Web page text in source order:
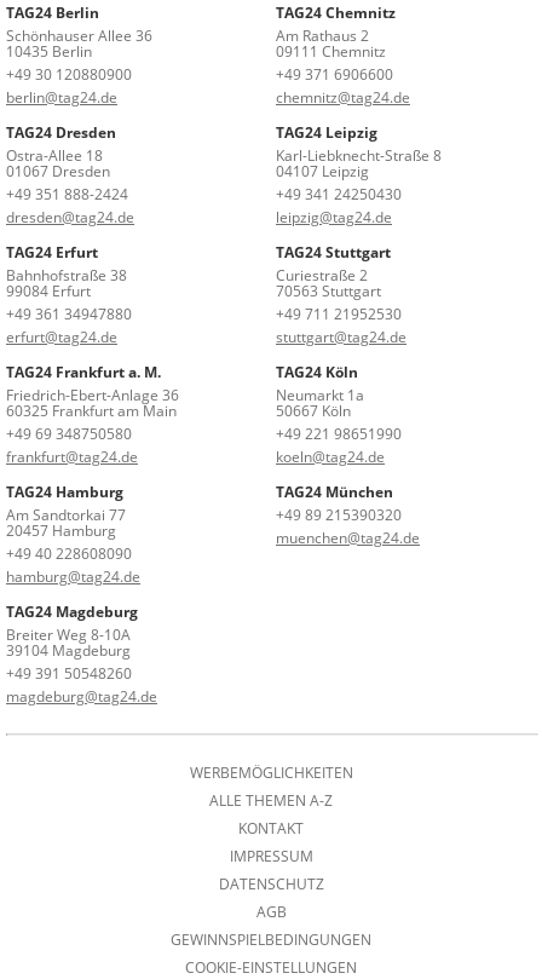
TAG24 Berlin
Schönhauser Allee 36
10435 Berlin
+49 30 120880900
berlin@tag24.de
TAG24 Chemnitz
Am Rathaus 2
09111 Chemnitz
+49 371 6906600
chemnitz@tag24.de
TAG24 Dresden
Ostra-Allee 18
01067 Dresden
+49 351 888-2424
dresden@tag24.de
TAG24 Leipzig
Karl-Liebknecht-Straße 8
04107 Leipzig
+49 341 24250430
leipzig@tag24.de
TAG24 Erfurt
Bahnhofstraße 38
99084 Erfurt
+49 361 34947880
erfurt@tag24.de
TAG24 Stuttgart
Curiestraße 2
70563 Stuttgart
+49 711 21952530
stuttgart@tag24.de
TAG24 Frankfurt a. M.
Friedrich-Ebert-Anlage 36
60325 Frankfurt am Main
+49 69 348750580
frankfurt@tag24.de
TAG24 Köln
Neumarkt 1a
50667 Köln
+49 221 98651990
koeln@tag24.de
TAG24 Hamburg
Am Sandtorkai 77
20457 Hamburg
+49 40 228608090
hamburg@tag24.de
TAG24 München
+49 89 215390320
muenchen@tag24.de
TAG24 Magdeburg
Breiter Weg 8-10A
39104 Magdeburg
+49 391 50548260
magdeburg@tag24.de
WERBEMÖGLICHKEITEN
ALLE THEMEN A-Z
KONTAKT
IMPRESSUM
DATENSCHUTZ
AGB
GEWINNSPIELBEDINGUNGEN
COOKIE-EINSTELLUNGEN